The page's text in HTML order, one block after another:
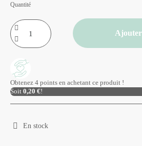
Quantité
Obtenez 4 points en achetant ce produit !
Soit 0,20 €!
En stock